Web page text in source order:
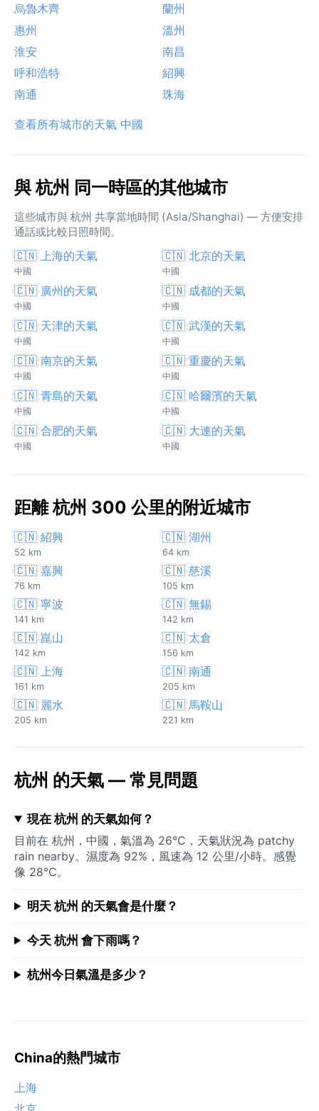
烏魯木齊
蘭州
惠州
溫州
淮安
南昌
呼和浩特
紹興
南通
珠海
查看所有城市的天氣 中國
與 杭州 同一時區的其他城市
這些城市與 杭州 共享當地時間 (Asia/Shanghai) — 方便安排
通話或比較日照時間。
🇨🇳 上海的天氣
中國
🇨🇳 北京的天氣
中國
🇨🇳 廣州的天氣
中國
🇨🇳 成都的天氣
中國
🇨🇳 天津的天氣
中國
🇨🇳 武漢的天氣
中國
🇨🇳 南京的天氣
中國
🇨🇳 重慶的天氣
中國
🇨🇳 青島的天氣
中國
🇨🇳 哈爾濱的天氣
中國
🇨🇳 合肥的天氣
中國
🇨🇳 大連的天氣
中國
距離 杭州 300 公里的附近城市
🇨🇳 紹興
52 km
🇨🇳 湖州
64 km
🇨🇳 嘉興
76 km
🇨🇳 慈溪
105 km
🇨🇳 寧波
141 km
🇨🇳 無錫
142 km
🇨🇳 崑山
142 km
🇨🇳 太倉
156 km
🇨🇳 上海
161 km
🇨🇳 南通
205 km
🇨🇳 麗水
205 km
🇨🇳 馬鞍山
221 km
杭州 的天氣 — 常見問題
現在 杭州 的天氣如何？
目前在 杭州，中國，氣溫為 26°C，天氣狀況為 patchy
rain nearby。濕度為 92%，風速為 12 公里/小時。感覺
像 28°C。
明天 杭州 的天氣會是什麼？
今天 杭州 會下雨嗎？
杭州今日氣溫是多少？
China的熱門城市
上海